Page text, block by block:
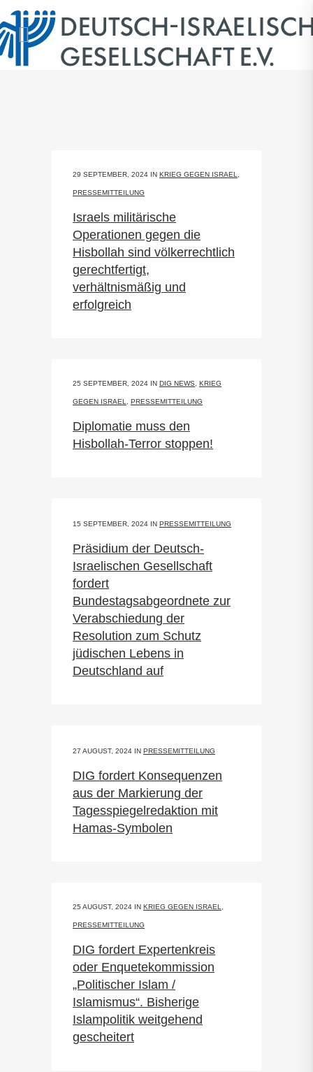
29 SEPTEMBER, 2024 IN KRIEG GEGEN ISRAEL
PRESSEMITTEILUNG
Israels militärische
Operationen gegen die
Hisbollah sind völkerrechtlich
gerechtfertigt,
verhältnismäßig und
erfolgreich
25 SEPTEMBER, 2024 IN DIG NEWS KRIEG
GEGEN ISRAEL PRESSEMITTEILUNG
Diplomatie muss den
Hisbollah-Terror stoppen!
15 SEPTEMBER, 2024 IN PRESSEMITTEILUNG
Präsidium der Deutsch-
Israelischen Gesellschaft
fordert
Bundestagsabgeordnete zur
Verabschiedung der
Resolution zum Schutz
jüdischen Lebens in
Deutschland auf
27 AUGUST, 2024 IN PRESSEMITTEILUNG
DIG fordert Konsequenzen
aus der Markierung der
Tagesspiegelredaktion mit
Hamas-Symbolen
25 AUGUST, 2024 IN KRIEG GEGEN ISRAEL
PRESSEMITTEILUNG
DIG fordert Expertenkreis
oder Enquetekommission
„Politischer Islam /
Islamismus“. Bisherige
Islampolitik weitgehend
gescheitert